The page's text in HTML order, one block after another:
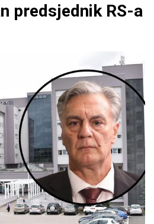
predsjednik RS-a